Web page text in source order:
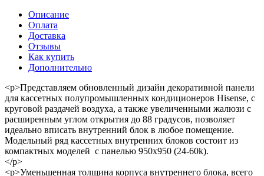
Описание
Оплата
Доставка
Отзывы
Как купить
Дополнительно
<p>Представляем обновленный дизайн декоративной панели
для кассетных полупромышленных кондиционеров Hisense, с
круговой раздачей воздуха, а также увеличенными жалюзи с
расширенным углом открытия до 88 градусов, позволяет
идеально вписать внутренний блок в любое помещение.
Модельный ряд кассетных внутренних блоков состоит из
компактных моделей с панелью 950х950 (24-60k).
</p>
<p>Уменьшенная толщина корпуса внутреннего блока, всего